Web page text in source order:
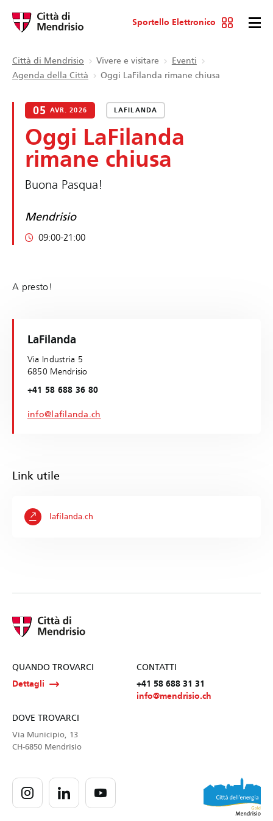
Sportello Elettronico
Città di Mendrisio Vivere e visitare
Eventi
Agenda della Città
Oggi LaFilanda rimane chiusa
05 AVR. 2026 LAFILANDA
Oggi LaFilanda
rimane chiusa
Buona Pasqua!
Mendrisio
09:00-21:00
A presto!
LaFilanda
Via Industria 5
6850 Mendrisio
+41 58 688 36 80
info@lafilanda.ch
Link utile
lafilanda.ch
QUANDO TROVARCI
Dettagli
CONTATTI
+41 58 688 31 31
info@mendrisio.ch
DOVE TROVARCI
Via Municipio, 13
CH-6850 Mendrisio